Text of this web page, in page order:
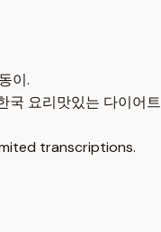
이.
국 요리맛있는 다이어트
transcriptions.